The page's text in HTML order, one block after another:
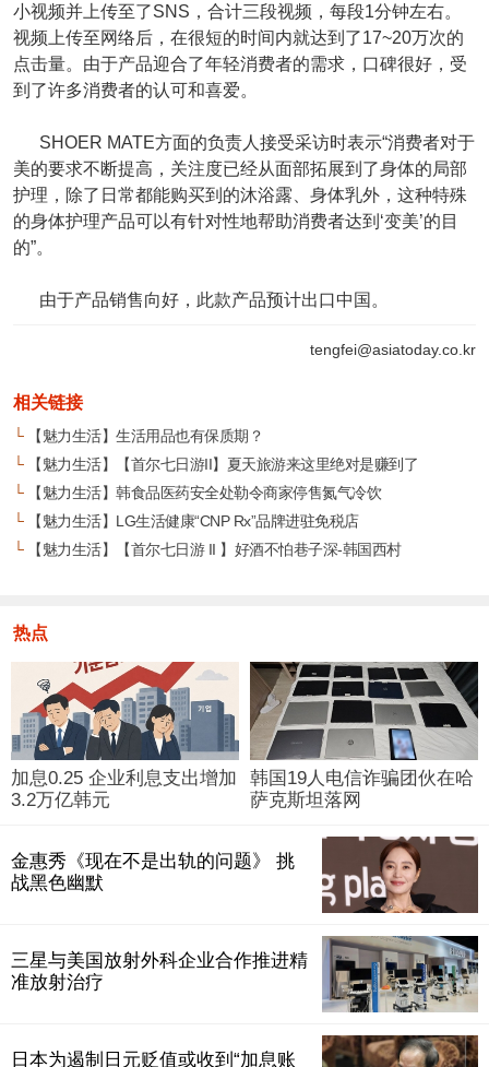
小视频并上传至了SNS，合计三段视频，每段1分钟左右。
视频上传至网络后，在很短的时间内就达到了17~20万次的
点击量。由于产品迎合了年轻消费者的需求，口碑很好，受
到了许多消费者的认可和喜爱。
SHOER MATE方面的负责人接受采访时表示“消费者对于
美的要求不断提高，关注度已经从面部拓展到了身体的局部
护理，除了日常都能购买到的沐浴露、身体乳外，这种特殊
的身体护理产品可以有针对性地帮助消费者达到‘变美’的目
的”。
由于产品销售向好，此款产品预计出口中国。
tengfei@asiatoday.co.kr
相关链接
└【魅力生活】生活用品也有保质期？
└【魅力生活】【首尔七日游II】夏天旅游来这里绝对是赚到了
└【魅力生活】韩食品医药安全处勒令商家停售氮气冷饮
└【魅力生活】LG生活健康“CNP Rx”品牌进驻免税店
└【魅力生活】【首尔七日游 II 】好酒不怕巷子深-韩国西村
热点
加息0.25 企业利息支出增加
3.2万亿韩元
韩国19人电信诈骗团伙在哈
萨克斯坦落网
金惠秀《现在不是出轨的问题》 挑
战黑色幽默
三星与美国放射外科企业合作推进精
准放射治疗
日本为遏制日元贬值或收到“加息账